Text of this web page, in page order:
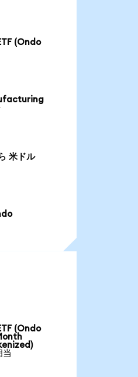
(Ondo
米ドル
(Ondo
当